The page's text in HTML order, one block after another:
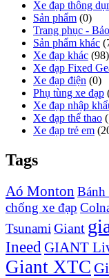
Xe đạp thông
Sản phẩm (0)
Trang phục -
Sản phẩm khác
Xe đạp khác (98)
Xe đạp Fixed
Xe đạp điện (0)
Phụ tùng xe đạp
Xe đạp nhập
Xe đạp thể thao
Xe đạp trẻ em
Tags
Aó Monton Bánh
chống xe đạp
Tsunami Giant
Ineed GIANT
Giant XTC